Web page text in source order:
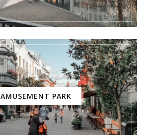
AMUSEMENT PARK